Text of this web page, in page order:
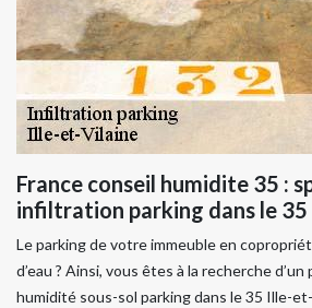
France conseil humidite 35 :
infiltration parking dans le 35
Le parking de votre immeuble en
d’eau ? Ainsi, vous êtes à la recherche
humidité sous-sol parking dans le 35 Ille-